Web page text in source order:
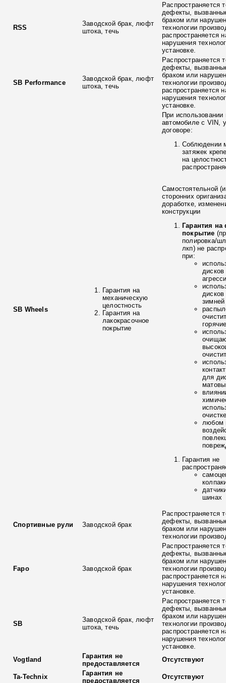
RSS
Заводской брак, люфт
штока, течь
Распространяется
дефекты,
браком или
технологии
распространяется
нарушения
установке.
SB Performance
Заводской брак, люфт
штока, течь
Распространяется
дефекты,
браком или
технологии
распространяется
нарушения
установке.
SB Wheels
Гарантия на
механическую
целостность
Гарантия на
лакокрасочное
покрытие
При использовании
автомобиле с VIN,
договоре:
Соблюдении
затяжек
на
Самостоятельной
сторонних
доработке,
конструкции
Гарантия
покрытие
полировка/
лкп) не
при:
зимней
для
любом
Гарантия не
шинах
Спортивные рули Заводской брак
Распространяется
дефекты,
браком или
технологии
Fapo Заводской брак
Распространяется
дефекты,
браком или
технологии
распространяется
нарушения
установке.
SB
Заводской брак, люфт
штока, течь
Распространяется
дефекты,
браком или
технологии
распространяется
нарушения
установке.
Vogtland
Гарантия не
предоставляется
Отсутствуют
Ta-Technix
Гарантия не
предоставляется
Отсутствуют